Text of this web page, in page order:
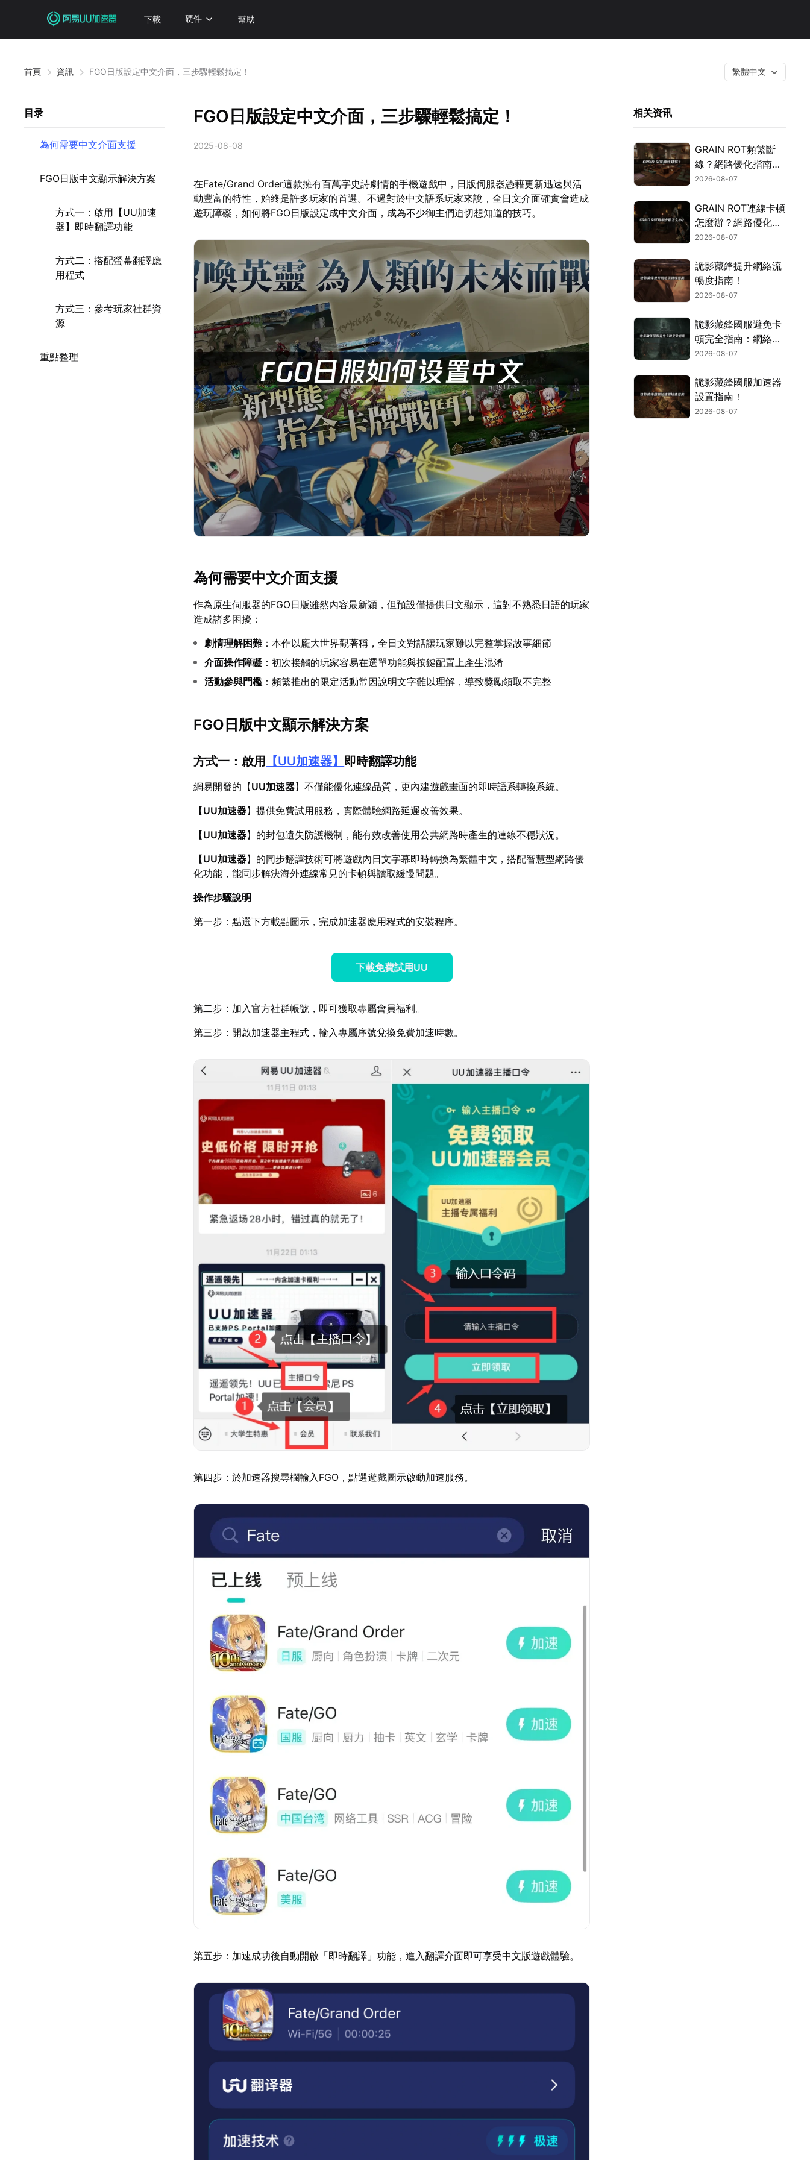
下載 硬件 幫助
首頁 資訊 FGO日版設定中文介面，三步驟輕鬆搞定！ 繁體中文
目录
為何需要中文介面支援
FGO日版中文顯示解決方案
方式一：啟用【UU加速
器】即時翻譯功能
方式二：搭配螢幕翻譯應
用程式
方式三：參考玩家社群資
源
重點整理
FGO日版設定中文介面，三步驟輕鬆搞定！
2025-08-08
在Fate/Grand Order這款擁有百萬字史詩劇情的手機遊戲中，日版伺服器憑藉更新迅速與活
動豐富的特性，始終是許多玩家的首選。不過對於中文語系玩家來說，全日文介面確實會造成
遊玩障礙，如何將FGO日版設定成中文介面，成為不少御主們迫切想知道的技巧。
為何需要中文介面支援
作為原生伺服器的FGO日版雖然內容最新穎，但預設僅提供日文顯示，這對不熟悉日語的玩家
造成諸多困擾：
劇情理解困難：本作以龐大世界觀著稱，全日文對話讓玩家難以完整掌握故事細節
介面操作障礙 ：初次接觸的玩家容易在選單功能與按鍵配置上產生混淆
活動參與門檻 ：頻繁推出的限定活動常因說明文字難以理解，導致獎勵領取不完整
FGO日版中文顯示解決方案
方式一：啟用 【UU加速器】 即時翻譯功能
網易開發的【UU加速器】不僅能優化連線品質，更內建遊戲畫面的即時語系轉換系統。
【UU加速器】提供免費試用服務，實際體驗網路延遲改善效果。
【UU加速器】的封包遺失防護機制，能有效改善使用公共網路時產生的連線不穩狀況。
【UU加速器】的同步翻譯技術可將遊戲內日文字幕即時轉換為繁體中文，搭配智慧型網路優
化功能，能同步解決海外連線常見的卡頓與讀取緩慢問題。
操作步驟說明
第一步：點選下方載點圖示，完成加速器應用程式的安裝程序。
下載免費試用UU
第二步：加入官方社群帳號，即可獲取專屬會員福利。
第三步：開啟加速器主程式，輸入專屬序號兌換免費加速時數。
第四步：於加速器搜尋欄輸入FGO，點選遊戲圖示啟動加速服務。
第五步：加速成功後自動開啟「即時翻譯」功能，進入翻譯介面即可享受中文版遊戲體驗。
相关资讯
GRAIN ROT頻繁斷
線？網路優化指南一
次搞定！
2026-08-07
GRAIN ROT連線卡頓
怎麼辦？網路優化這
樣解決！
2026-08-07
詭影藏鋒提升網絡流
暢度指南！
2026-08-07
詭影藏鋒國服避免卡
頓完全指南：網絡優
化與解決技巧！
2026-08-07
詭影藏鋒國服加速器
設置指南！
2026-08-07